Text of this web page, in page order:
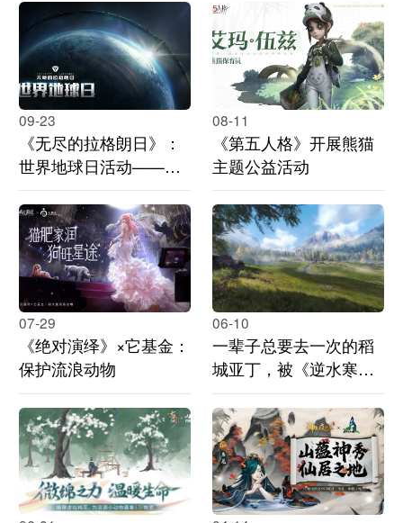
09-23
《无尽的拉格朗日》：
世界地球日活动——永
恒的地球家园与你我
08-11
《第五人格》开展熊猫
主题公益活动
07-29
《绝对演绎》×它基金：
保护流浪动物
06-10
一辈子总要去一次的稻
城亚丁，被《逆水寒》
复刻到元宇宙了！联动
外观还能免费拿